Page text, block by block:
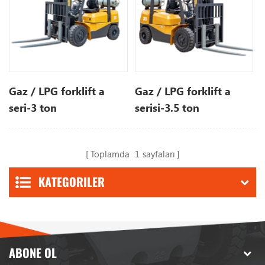
Gaz / LPG forklift a
seri-3 ton
Gaz / LPG forklift a
serisi-3.5 ton
Toplamda 1 sayfaları
KATEGORILER
ABONE OL